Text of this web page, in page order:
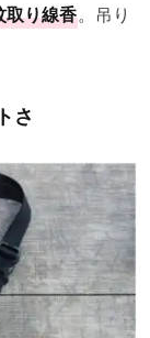
取り線香。吊り
さ